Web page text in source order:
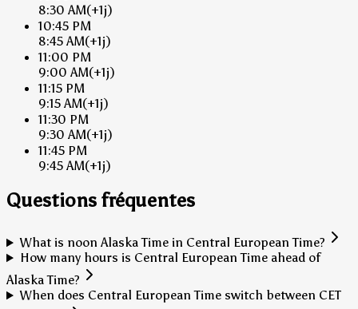
8:30 AM(+1j)
10:45 PM
8:45 AM(+1j)
11:00 PM
9:00 AM(+1j)
11:15 PM
9:15 AM(+1j)
11:30 PM
9:30 AM(+1j)
11:45 PM
9:45 AM(+1j)
Questions fréquentes
What is noon Alaska Time in Central European Time?
How many hours is Central European Time ahead of
Alaska Time?
When does Central European Time switch between CET